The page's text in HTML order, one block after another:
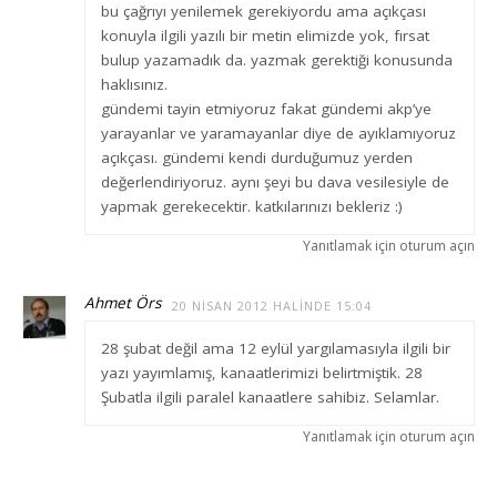
bu çağrıyı yenilemek gerekiyordu ama açıkçası
konuyla ilgili yazılı bir metin elimizde yok, fırsat
bulup yazamadık da. yazmak gerektiği konusunda
haklısınız.
gündemi tayin etmiyoruz fakat gündemi akp’ye
yarayanlar ve yaramayanlar diye de ayıklamıyoruz
açıkçası. gündemi kendi durduğumuz yerden
değerlendiriyoruz. aynı şeyi bu dava vesilesiyle de
yapmak gerekecektir. katkılarınızı bekleriz :)
Yanıtlamak için oturum açın
Ahmet Örs 20 NISAN 2012 HALINDE 15:04
28 şubat değil ama 12 eylül yargılamasıyla ilgili bir
yazı yayımlamış, kanaatlerimizi belirtmiştik. 28
Şubatla ilgili paralel kanaatlere sahibiz. Selamlar.
Yanıtlamak için oturum açın